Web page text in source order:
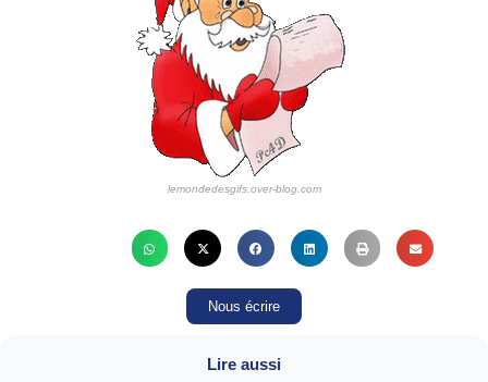
lemondedesgifs.over-blog.com
Nous écrire
Lire aussi